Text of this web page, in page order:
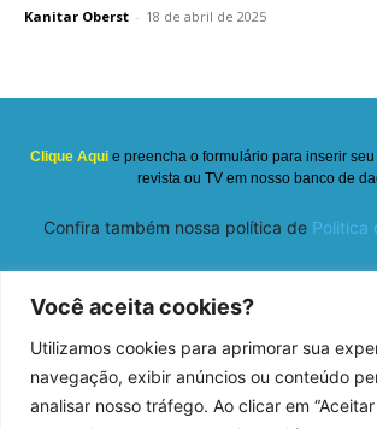
Você aceita cookies?
Utilizamos cookies para aprimorar sua
navegação, exibir anúncios ou conteúdo
analisar nosso tráfego. Ao clicar em
Kanitar Oberst - 18 de abril de 2025
Clique Aqui e preencha o formulário para inserir
revista ou TV em nosso banco de
Confira também nossa política de Politica